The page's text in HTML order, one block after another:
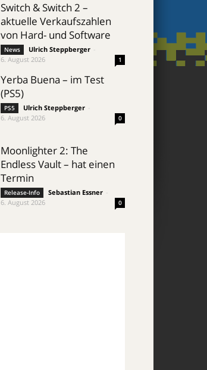
Switch & Switch 2 –
aktuelle Verkaufszahlen
von Hard- und Software
News Ulrich Steppberger
6. August 2026
1
Yerba Buena – im Test
(PS5)
PS5 Ulrich Steppberger
6. August 2026
0
Moonlighter 2: The
Endless Vault – hat einen
Termin
Release-Info Sebastian Essner
6. August 2026
0